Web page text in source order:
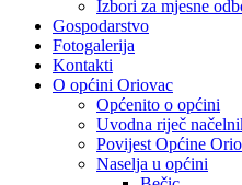
Izbori za mjesne
Gospodarstvo
Fotogalerija
Kontakti
O općini Oriovac
Općenito o općini
Uvodna riječ
Povijest Općine
Naselja u općini